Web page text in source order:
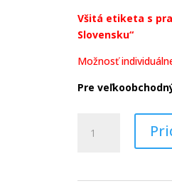
Všitá etiketa s
Slovensku“
Možnosť
Pre
HAMAVISS